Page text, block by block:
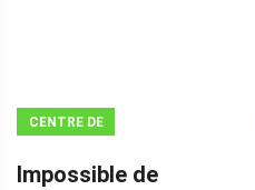
CENTRE DE
MINITOOL
Impossible de